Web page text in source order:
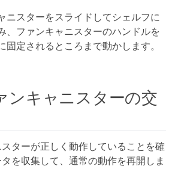
ニスターをスライドしてシェルフに
、ファンキャニスターのハンドルを
固定されるところまで動かします。
ンキャニスターの交
ターが正しく動作していることを確
を収集して、通常の動作を再開しま